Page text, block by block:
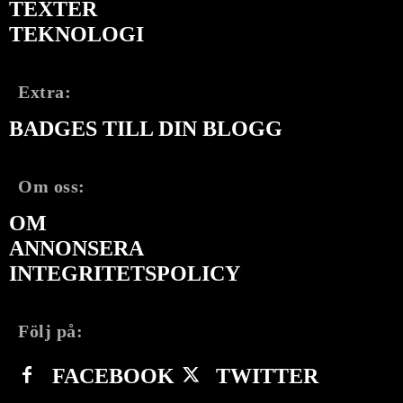
TEXTER
TEKNOLOGI
Extra:
BADGES TILL DIN BLOGG
Om oss:
OM
ANNONSERA
INTEGRITETSPOLICY
Följ på:
FACEBOOK TWITTER